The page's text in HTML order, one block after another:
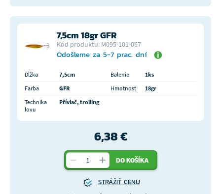
7,5cm 18gr GFR
Kód produktu: M095-101-067
Odošleme za 5-7 prac. dní
Dĺžka 7,5cm Balenie
1ks
Farba
GFR Hmotnosť
18gr
Technika
lovu
Přívlač, trolling
6,38 €
DO KOŠÍKA
STRÁŽIŤ CENU